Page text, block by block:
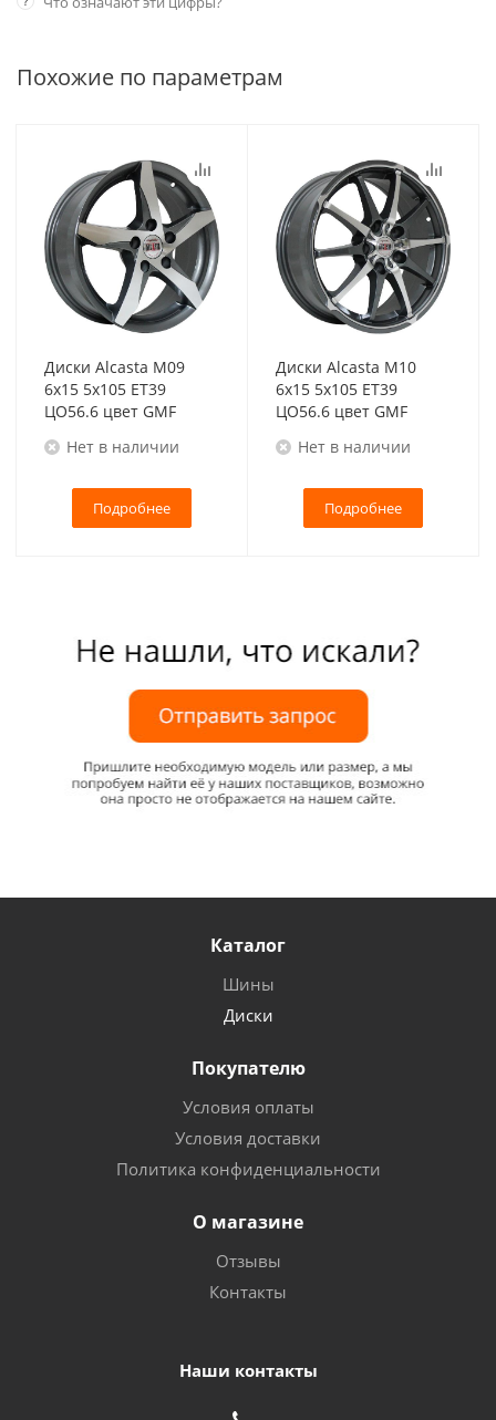
Похожие по параметрам
Диски Alcasta M09
6x15 5x105 ET39
ЦО56.6 цвет GMF
Нет в наличии
Подробнее
Диски Alcasta M10
6x15 5x105 ET39
ЦО56.6 цвет GMF
Нет в наличии
Подробнее
Каталог
Шины
Диски
Покупателю
Условия оплаты
Условия доставки
Политика конфиденциальности
О магазине
Отзывы
Контакты
Наши контакты